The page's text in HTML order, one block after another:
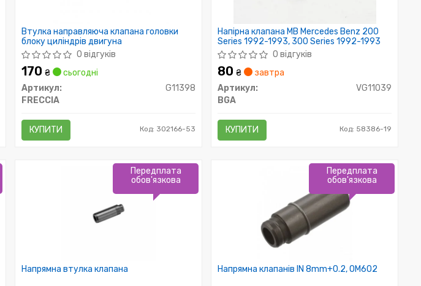
Втулка направляюча клапана головки
блоку циліндрів двигуна
0 відгуків
170₴
сьогодні
Артикул:
G11398
FRECCIA
КУПИТИ Код: 302166-53
Напірна клапана MB Mercedes Benz 200
Series 1992-1993, 300 Series 1992-1993
0 відгуків
80₴
завтра
Артикул:
VG11039
BGA
КУПИТИ Код: 58386-19
Напрямна втулка клапана
Передплата
обов'язкова
Напрямна клапанів IN 8mm+0.2, OM602
Передплата
обов'язкова